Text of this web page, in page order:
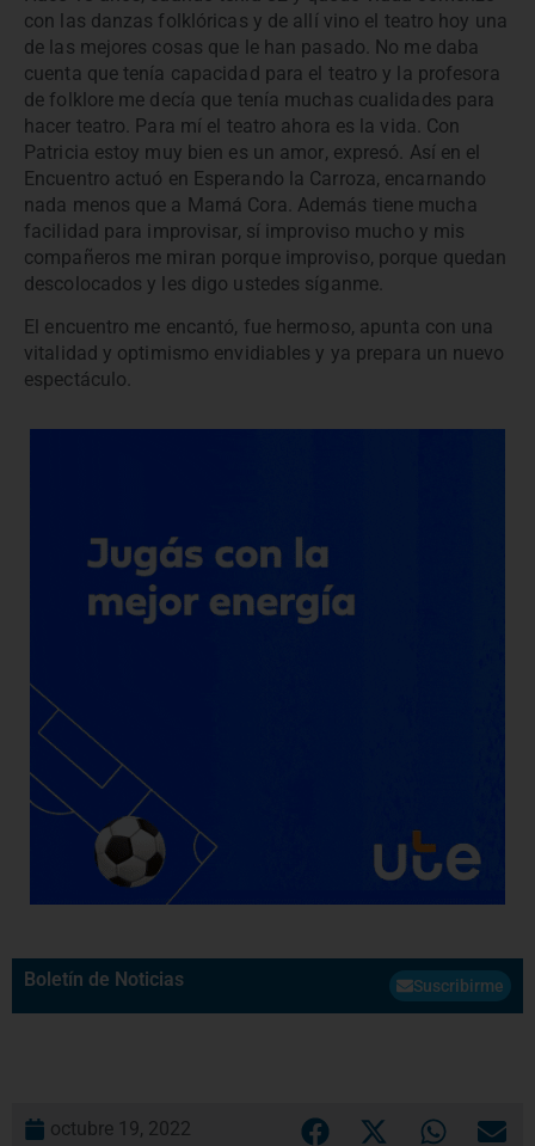
con las danzas folklóricas y de allí vino el teatro hoy una
de las mejores cosas que le han pasado. No me daba
cuenta que tenía capacidad para el teatro y la profesora
de folklore me decía que tenía muchas cualidades para
hacer teatro. Para mí el teatro ahora es la vida. Con
Patricia estoy muy bien es un amor, expresó. Así en el
Encuentro actuó en Esperando la Carroza, encarnando
nada menos que a Mamá Cora. Además tiene mucha
facilidad para improvisar, sí improviso mucho y mis
compañeros me miran porque improviso, porque quedan
descolocados y les digo ustedes síganme.
El encuentro me encantó, fue hermoso, apunta con una
vitalidad y optimismo envidiables y ya prepara un nuevo
espectáculo.
Boletín de Noticias Suscribirme
octubre 19, 2022